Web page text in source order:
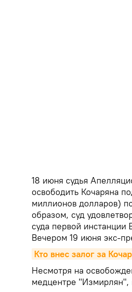
18 июня судья
освободить Кочаряна
миллионов долларов)
образом, суд
суда первой инстанции
Вечером 19 июня экс-
Кто внес залог за
Несмотря на
медцентре "Измирлян",